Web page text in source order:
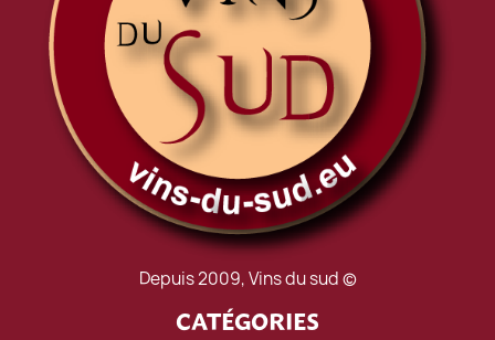
Depuis 2009, Vins du sud ©
CATÉGORIES